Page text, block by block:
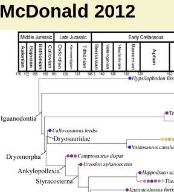
McDonald 2012